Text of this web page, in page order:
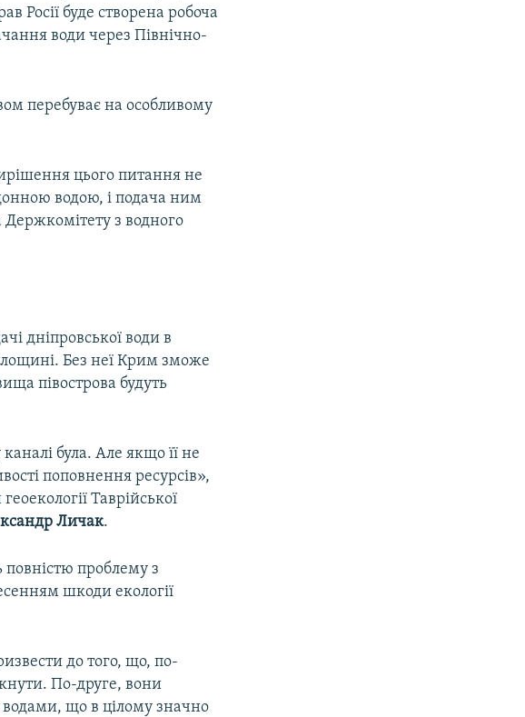
Росії буде створена робоча
води через Північно-
перебуває на особливому
цього питання не
водою, і подача ним
з водного
дніпровської води в
Без неї Крим зможе
півострова будуть
була. Але якщо її не
поповнення ресурсів»,
Таврійської
Личак.
проблему з
шкоди екології
до того, що, по-
По-друге, вони
що в цілому значно